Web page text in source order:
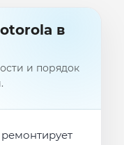
в
и порядок